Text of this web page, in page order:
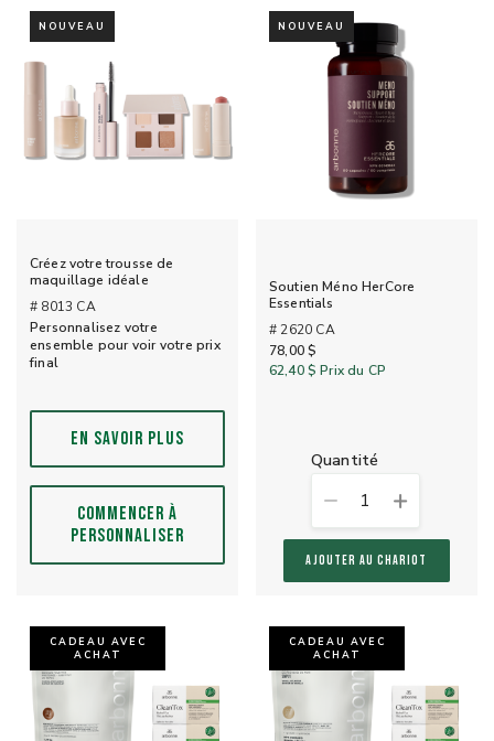
NOUVEAU
Créez votre trousse de
maquillage idéale
# 8013 CA
Personnalisez votre
ensemble pour voir votre prix
final
EN SAVOIR PLUS
COMMENCER À
PERSONNALISER
NOUVEAU
Soutien Méno HerCore
Essentials
# 2620 CA
78,00 $
62,40 $ Prix du CP
quantité
1
AJOUTER AU CHARIOT
CADEAU AVEC
ACHAT
CADEAU AVEC
ACHAT